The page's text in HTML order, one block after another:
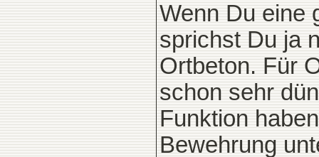
Wenn Du eine
sprichst Du ja
Ortbeton. Für
schon sehr
Funktion
Bewehrung